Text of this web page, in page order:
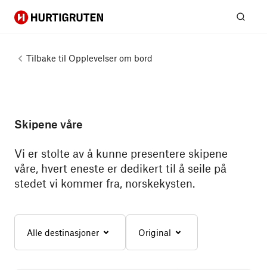
Hurtigruten
Tilbake til Opplevelser om bord
Skipene våre
Vi er stolte av å kunne presentere skipene
våre, hvert eneste er dedikert til å seile på
stedet vi kommer fra, norskekysten.
Alle destinasjoner Original